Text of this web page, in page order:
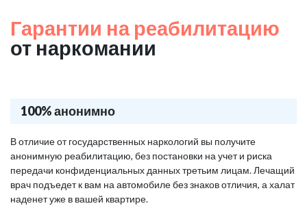
Гарантии на реабилитацию
от наркомании
100% анонимно
В отличие от государственных наркологий вы получите
анонимную реабилитацию, без постановки на учет и риска
передачи конфиденциальных данных третьим лицам. Лечащий
врач подъедет к вам на автомобиле без знаков отличия, а халат
наденет уже в вашей квартире.